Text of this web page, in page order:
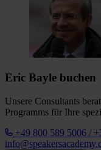
Eric Bayle buchen
Unsere Consultants
Programms für Ihre
+49 800 589 5006 /